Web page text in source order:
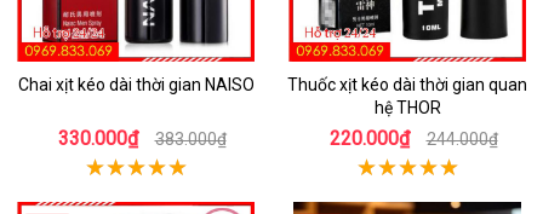
Chai xịt kéo dài thời gian NAISO
330.000₫ 383.000₫
Thuốc xịt kéo dài thời gian quan
hệ THOR
220.000₫ 244.000₫